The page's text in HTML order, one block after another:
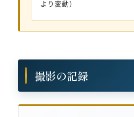
より変動）
撮影の記録